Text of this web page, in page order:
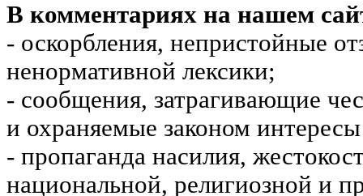
В комментариях на нашем
- оскорбления, непристойные
ненормативной лексики;
- сообщения, затрагивающие
и охраняемые законом
- пропаганда насилия,
национальной, религиозной и